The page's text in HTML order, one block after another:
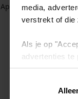
media,
verstrekt of die
Als je op
advertenties te
Application error: a